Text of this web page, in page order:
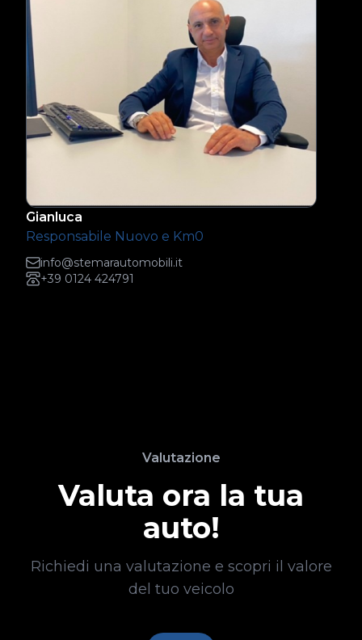
Gianluca
Responsabile Nuovo e Km0
info@stemarautomobili.it
+39 0124 424791
Valutazione
Valuta ora la tua
auto!
Richiedi una valutazione e scopri il valore
del tuo veicolo